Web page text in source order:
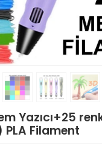
Yazıcı+25
Filament